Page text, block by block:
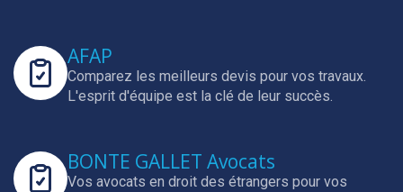
AFAP
Comparez les meilleurs devis pour vos travaux.
L'esprit d'équipe est la clé de leur succès.
BONTE GALLET Avocats
Vos avocats en droit des étrangers pour vos